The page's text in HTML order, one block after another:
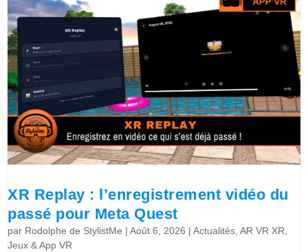
XR Replay : l’enregistrement vidéo du
passé pour Meta Quest
par Rodolphe de StylistMe |Août 6, 2026 |Actualités,AR VR XR,
Jeux & App VR